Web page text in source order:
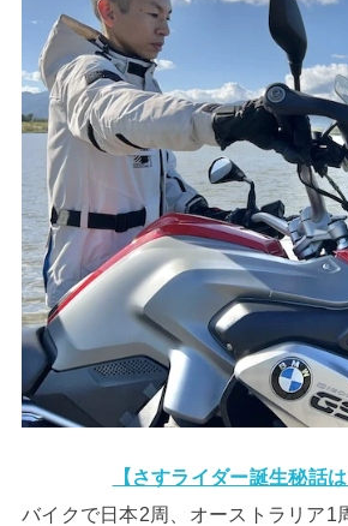
【さすライダー誕生秘話は
バイクで日本2周、オーストラリア1